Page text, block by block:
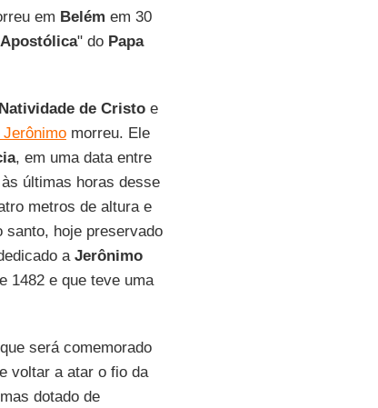
em Belém em 30
" do Papa
Natividade de Cristoe
Jerônimomorreu. Ele
, em uma data entre
últimas horas desse
metros de altura e
santo, hoje preservado
a Jerônimo
1482 e que teve uma
será comemorado
voltar a atar o fio da
dotado de